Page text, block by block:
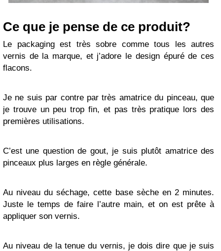
Ce que je pense de ce produit?
Le packaging est très sobre comme tous les autres
vernis de la marque, et j’adore le design épuré de ces
flacons.
Je ne suis par contre par très amatrice du pinceau, que
je trouve un peu trop fin, et pas très pratique lors des
premières utilisations.
C’est une question de gout, je suis plutôt amatrice des
pinceaux plus larges en règle générale.
Au niveau du séchage, cette base sèche en 2 minutes.
Juste le temps de faire l’autre main, et on est prête à
appliquer son vernis.
Au niveau de la tenue du vernis, je dois dire que je suis